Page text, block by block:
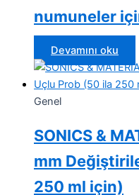
numuneler
Devamını oku
Genel
SONICS &
mm
250 ml için)